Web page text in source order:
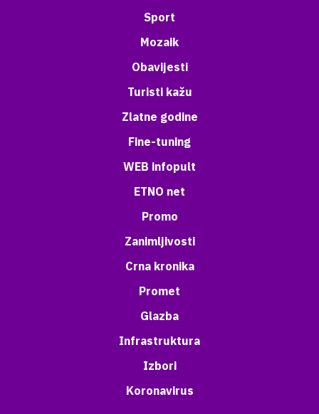
Sport
Mozaik
Obavijesti
Turisti kažu
Zlatne godine
Fine-tuning
WEB infopult
ETNO net
Promo
Zanimljivosti
Crna kronika
Promet
Glazba
Infrastruktura
Izbori
Koronavirus